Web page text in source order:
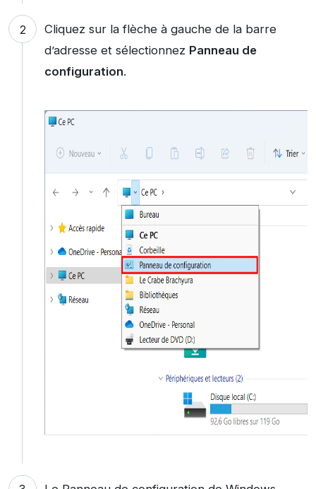
Cliquez sur la flèche à gauche de la barre
d’adresse et sélectionnez Panneau de
configuration.